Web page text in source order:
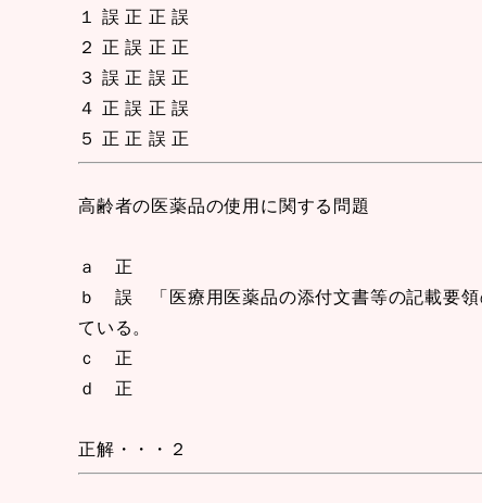
１ 誤 正 正 誤
２ 正 誤 正 正
３ 誤 正 誤 正
４ 正 誤 正 誤
５ 正 正 誤 正
高齢者の医薬品の使用に関する問題
ａ 正
ｂ 誤 「医療用医薬品の添付文書等の記載要領
ている。
ｃ 正
ｄ 正
正解・・・２